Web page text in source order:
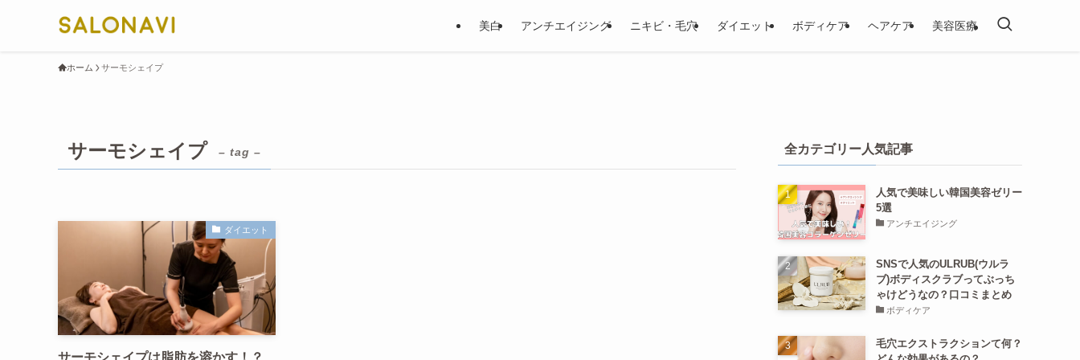
美白 アンチエイジング ニキビ・毛穴 ダイエット ボディケア ヘアケア 美容医療
ホーム サーモシェイプ
サーモシェイプ – tag –
ダイエット
サーモシェイプは脂肪を溶かす！？
全カテゴリー人気記事
人気で美味しい韓国美容ゼリー
5選
アンチエイジング
SNSで人気のULRUB(ウルラ
ブ)ボディスクラブってぶっち
ゃけどうなの？口コミまとめ
ボディケア
毛穴エクストラクションて何？